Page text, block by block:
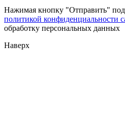
Нажимая кнопку "Отправить"
политикой конфиденциальности
обработку персональных данных
Наверх